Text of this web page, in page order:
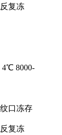
复冻
8000-
口冻存
复冻